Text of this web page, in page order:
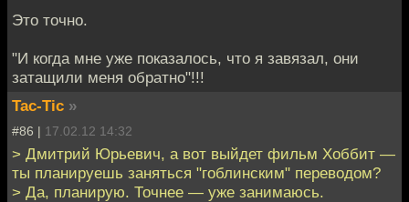
Это точно.
"И когда мне уже показалось, что я завязал, они
затащили меня обратно"!!!
Tac-Tic »
#86 | 17.02.12 14:32
> Дмитрий Юрьевич, а вот выйдет фильм Хоббит —
ты планируешь заняться "гоблинским" переводом?
> Да, планирую. Точнее — уже занимаюсь.